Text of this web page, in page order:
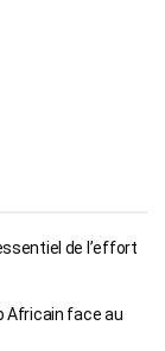
de l’effort
Africain face au